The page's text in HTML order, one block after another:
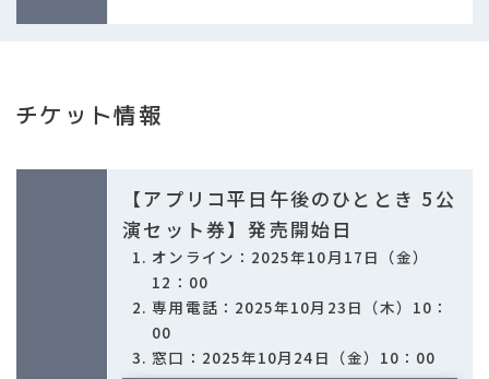
チケット情報
【アプリコ平日午後のひととき 5公
演セット券】発売開始日
オンライン：2025年10月17日（金）
12：00
専用電話：2025年10月23日（木）10：
00
窓口：2025年10月24日（金）10：00